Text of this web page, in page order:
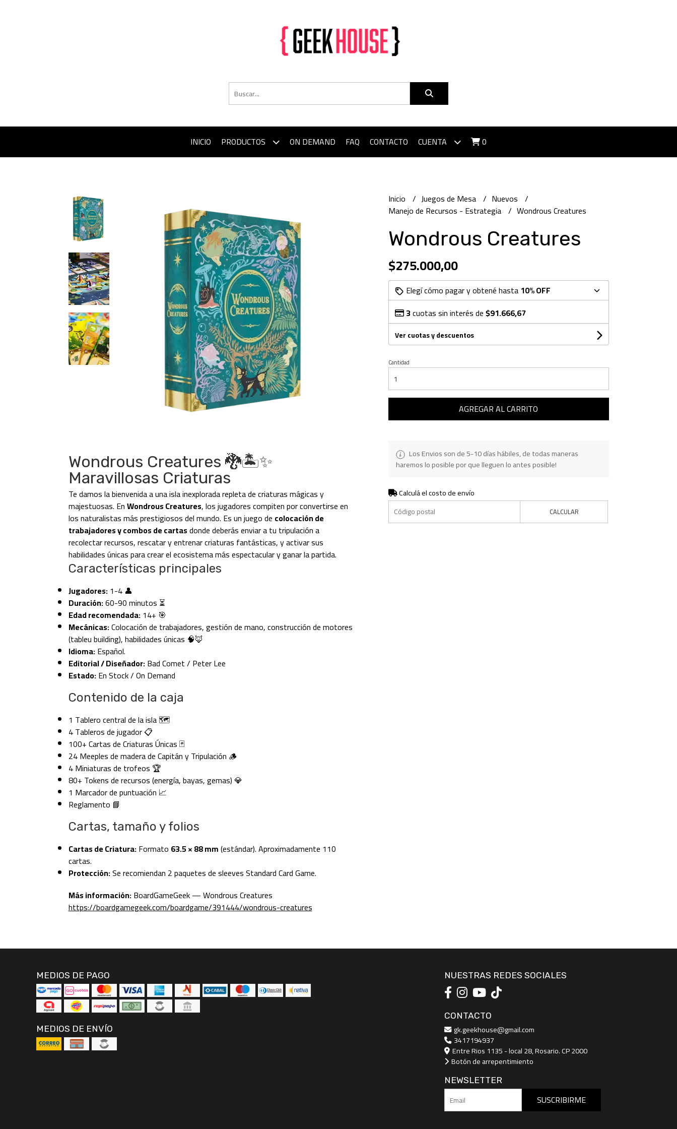
INICIO PRODUCTOS ON DEMAND FAQ CONTACTO CUENTA 0
Wondrous Creatures 🐉🏝️✨
Maravillosas Criaturas
Te damos la bienvenida a una isla inexplorada repleta de criaturas mágicas y
majestuosas. EnWondrous Creatures, los jugadores compiten por convertirse en
los naturalistas más prestigiosos del mundo. Es un juego de colocación de
trabajadores y combos de cartasdonde deberás enviar a tu tripulación a
recolectar recursos, rescatar y entrenar criaturas fantásticas, y activar sus
habilidades únicas para crear el ecosistema más espectacular y ganar la partida.
Características principales
Jugadores:1-4 👤
Duración:60-90 minutos ⏳
Edad recomendada:14+ 🎯
Mecánicas:Colocación de trabajadores, gestión de mano, construcción de motores
(tableu building), habilidades únicas 🧠🦊
Idioma:Español.
Editorial / Diseñador:Bad Comet / Peter Lee
Estado:En Stock / On Demand
Contenido de la caja
1 Tablero central de la isla 🗺️
4 Tableros de jugador 📋
100+ Cartas de Criaturas Únicas 🃏
24 Meeples de madera de Capitán y Tripulación 🪵
4 Miniaturas de trofeos 🏆
80+ Tokens de recursos (energía, bayas, gemas) 💎
1 Marcador de puntuación 📈
Reglamento 📘
Cartas, tamaño y folios
Cartas de Criatura:Formato 63.5 × 88 mm(estándar). Aproximadamente 110
cartas.
Protección:Se recomiendan 2 paquetes de sleeves Standard Card Game.
Más información:BoardGameGeek — Wondrous Creatures
https://boardgamegeek.com/boardgame/391444/wondrous-creatures
Inicio Juegos de Mesa
Nuevos
Manejo de Recursos - Estrategia
Wondrous Creatures
Wondrous Creatures
$275.000,00
Elegí cómo pagar y obtené hasta 10% OFF
3cuotas sin interés de$91.666,67
Ver cuotas y descuentos
Cantidad
AGREGAR AL CARRITO
Los Envios son de 5-10 días hábiles, de todas maneras
haremos lo posible por que lleguen lo antes posible!
Calculá el costo de envío
CALCULAR
MEDIOS DE PAGO
MEDIOS DE ENVÍO
NUESTRAS REDES SOCIALES
CONTACTO
gk.geekhouse@gmail.com
3417194937
Entre Rios 1135 - local 28, Rosario. CP 2000
Botón de arrepentimiento
NEWSLETTER
SUSCRIBIRME